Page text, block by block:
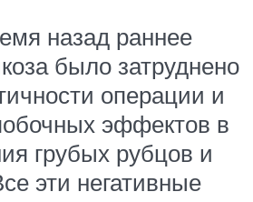
назад раннее
было затруднено
операции и
эффектов в
грубых рубцов и
эти негативные